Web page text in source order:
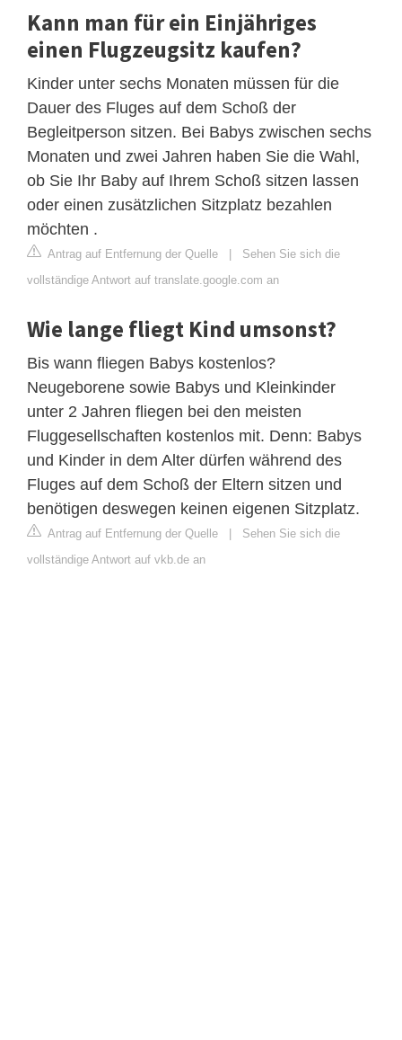
Kann man für ein Einjähriges
einen Flugzeugsitz kaufen?
Kinder unter sechs Monaten müssen für die
Dauer des Fluges auf dem Schoß der
Begleitperson sitzen. Bei Babys zwischen sechs
Monaten und zwei Jahren haben Sie die Wahl,
ob Sie Ihr Baby auf Ihrem Schoß sitzen lassen
oder einen zusätzlichen Sitzplatz bezahlen
möchten .
Antrag auf Entfernung der Quelle | Sehen Sie sich die
vollständige Antwort auf translate.google.com an
Wie lange fliegt Kind umsonst?
Bis wann fliegen Babys kostenlos?
Neugeborene sowie Babys und Kleinkinder
unter 2 Jahren fliegen bei den meisten
Fluggesellschaften kostenlos mit. Denn: Babys
und Kinder in dem Alter dürfen während des
Fluges auf dem Schoß der Eltern sitzen und
benötigen deswegen keinen eigenen Sitzplatz.
Antrag auf Entfernung der Quelle | Sehen Sie sich die
vollständige Antwort auf vkb.de an